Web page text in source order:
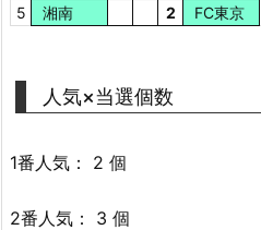
5
湘南 2 FC東京
人気×当選個数
1番人気： 2 個
2番人気： 3 個